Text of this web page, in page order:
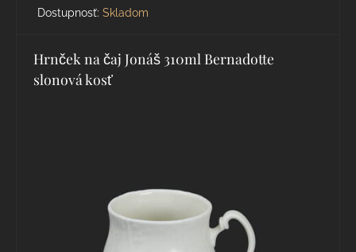
Dostupnosť: Skladom
Hrnček na čaj Jonáš 310ml Bernadotte
slonová kosť